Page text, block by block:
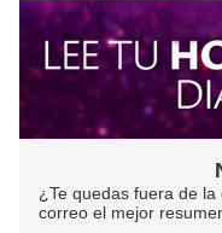
¿Te quedas fuera de
correo el mejor